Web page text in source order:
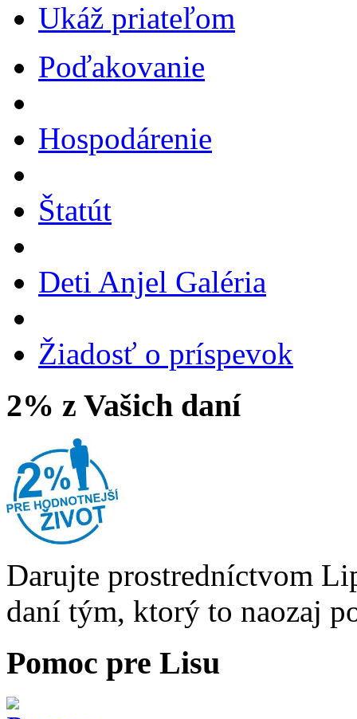
Ukáž priateľom
Poďakovanie
Hospodárenie
Štatút
Deti Anjel Galéria
Žiadosť o príspevok
2% z Vašich daní
Darujte prostredníctvom
daní tým, ktorý to naozaj
Pomoc pre Lisu